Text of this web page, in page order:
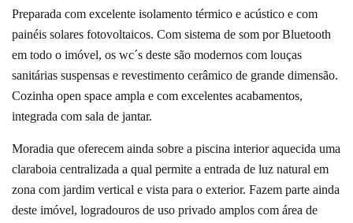
Preparada com excelente isolamento térmico e acústico e com
painéis solares fotovoltaicos. Com sistema de som por Bluetooth
em todo o imóvel, os wc´s deste são modernos com louças
sanitárias suspensas e revestimento cerâmico de grande dimensão.
Cozinha open space ampla e com excelentes acabamentos,
integrada com sala de jantar.
Moradia que oferecem ainda sobre a piscina interior aquecida uma
claraboia centralizada a qual permite a entrada de luz natural em
zona com jardim vertical e vista para o exterior. Fazem parte ainda
deste imóvel, logradouros de uso privado amplos com área de